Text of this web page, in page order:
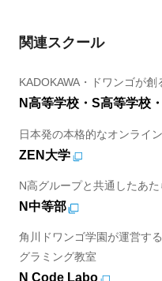
関連スクール
KADOKAWA・ドワンゴが創
N高等学校・S高等学校
日本発の本格的なオンライ
ZEN大学
N高グループと共通したあ
N中等部
角川ドワンゴ学園が運営す
グラミング教室
N Code Labo